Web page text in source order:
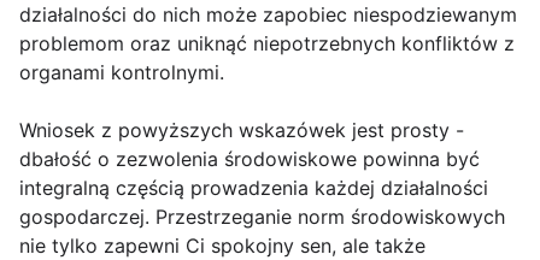
działalności do nich może zapobiec niespodziewanym
problemom oraz uniknąć niepotrzebnych konfliktów z
organami kontrolnymi.
Wniosek z powyższych wskazówek jest prosty -
dbałość o zezwolenia środowiskowe powinna być
integralną częścią prowadzenia każdej działalności
gospodarczej. Przestrzeganie norm środowiskowych
nie tylko zapewni Ci spokojny sen, ale także